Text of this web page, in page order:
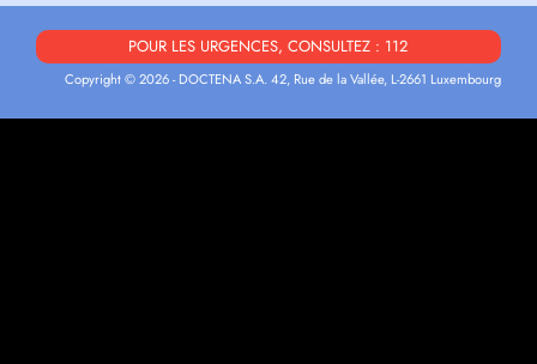
POUR LES URGENCES, CONSULTEZ : 112
Copyright © 2026 - DOCTENA S.A. 42, Rue de la Vallée, L-2661 Luxembourg